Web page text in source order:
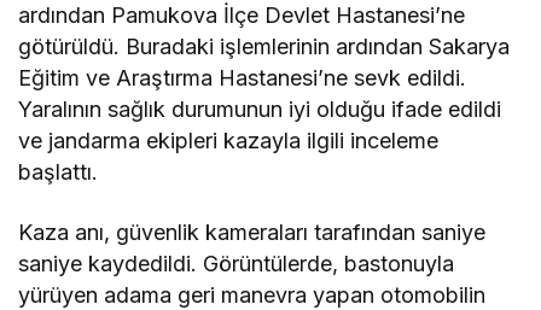
ardından Pamukova İlçe Devlet Hastanesi’ne
götürüldü. Buradaki işlemlerinin ardından Sakarya
Eğitim ve Araştırma Hastanesi’ne sevk edildi.
Yaralının sağlık durumunun iyi olduğu ifade edildi
ve jandarma ekipleri kazayla ilgili inceleme
başlattı.
Kaza anı, güvenlik kameraları tarafından saniye
saniye kaydedildi. Görüntülerde, bastonuyla
yürüyen adama geri manevra yapan otomobilin